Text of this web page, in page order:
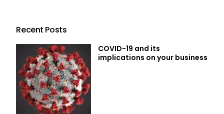
Recent Posts
COVID-19 and its
implications on your business